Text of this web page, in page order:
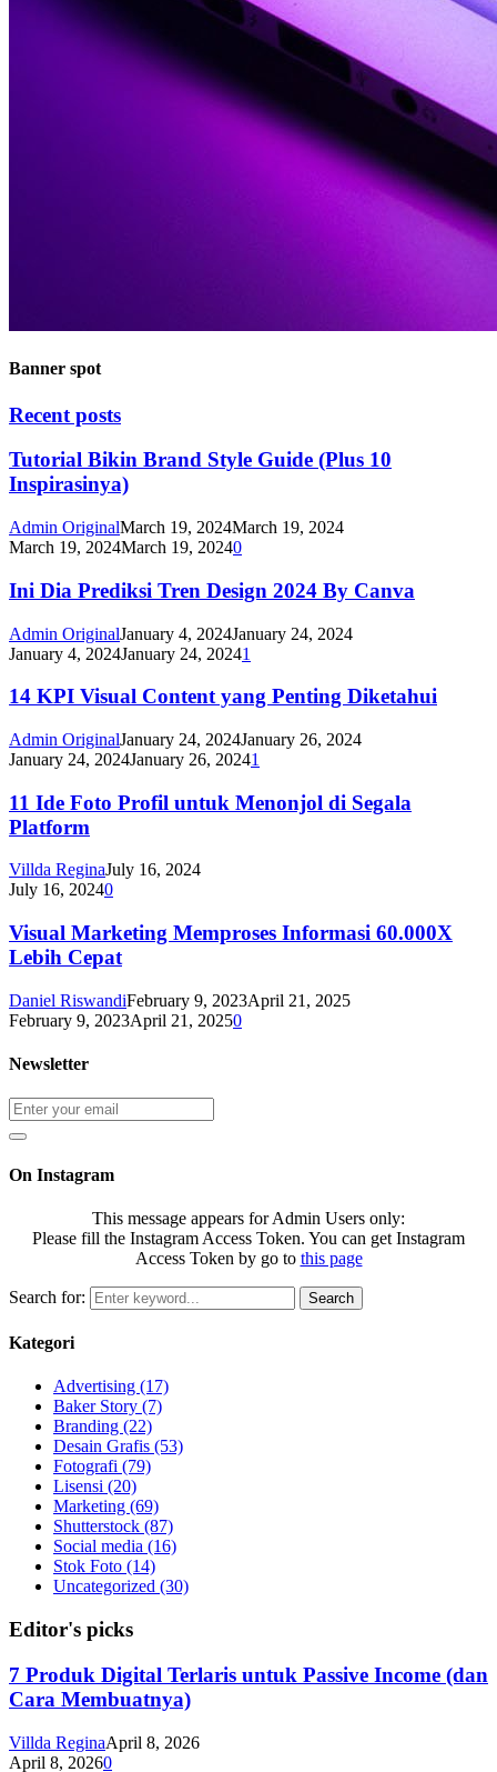
Banner spot
Recent posts
Tutorial Bikin Brand Style Guide (Plus 10
Inspirasinya)
Admin OriginalMarch 19, 2024March 19, 2024
March 19, 2024March 19, 20240
Ini Dia Prediksi Tren Design 2024 By Canva
Admin OriginalJanuary 4, 2024January 24, 2024
January 4, 2024January 24, 20241
14 KPI Visual Content yang Penting Diketahui
Admin OriginalJanuary 24, 2024January 26, 2024
January 24, 2024January 26, 20241
11 Ide Foto Profil untuk Menonjol di Segala
Platform
Villda ReginaJuly 16, 2024
July 16, 20240
Visual Marketing Memproses Informasi 60.000X
Lebih Cepat
Daniel RiswandiFebruary 9, 2023April 21, 2025
February 9, 2023April 21, 20250
Newsletter
On Instagram
This message appears for Admin Users only:
Please fill the Instagram Access Token. You can get Instagram
Access Token by go to this page
Search for: Search
Kategori
Advertising (17)
Baker Story (7)
Branding (22)
Desain Grafis (53)
Fotografi (79)
Lisensi (20)
Marketing (69)
Shutterstock (87)
Social media (16)
Stok Foto (14)
Uncategorized (30)
Editor's picks
7 Produk Digital Terlaris untuk Passive Income (dan
Cara Membuatnya)
Villda ReginaApril 8, 2026
April 8, 20260